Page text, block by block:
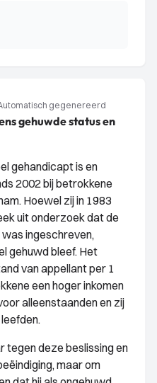
gegenereerd
gehuwde status en
gehandicapt is en
2002 bij betrokkene
Hoewel zij in 1983
uit onderzoek dat de
ingeschreven,
gehuwd bleef. Het
van appellant per 1
een hoger inkomen
alleenstaanden en zij
deze beslissing en
maar om